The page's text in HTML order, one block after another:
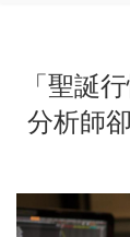
「聖誕
分析師